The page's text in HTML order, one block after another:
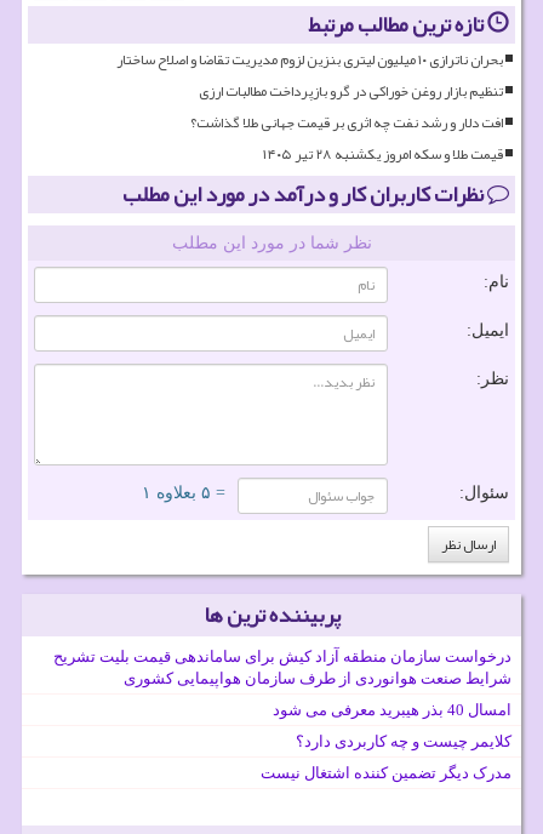
تازه ترین مطالب مرتبط
بحران ناترازی ۱۰ میلیون لیتری بنزین لزوم مدیریت تقاضا و اصلاح ساختار
تنظیم بازار روغن خوراکی در گرو بازپرداخت مطالبات ارزی
افت دلار و رشد نفت چه اثری بر قیمت جهانی طلا گذاشت؟
قیمت طلا و سکه امروز یکشنبه ۲۸ تیر ۱۴۰۵
نظرات کاربران کار و درآمد در مورد این مطلب
نظر شما در مورد این مطلب
نام:
ایمیل:
نظر:
سئوال: = ۵ بعلاوه ۱
پربیننده ترین ها
درخواست سازمان منطقه آزاد کیش برای ساماندهی قیمت بلیت تشریح
شرایط صنعت هوانوردی از طرف سازمان هواپیمایی کشوری
امسال 40 بذر هیبرید معرفی می شود
کلایمر چیست و چه کاربردی دارد؟
مدرک دیگر تضمین کننده اشتغال نیست